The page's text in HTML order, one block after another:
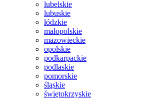
lubelskie
lubuskie
łódzkie
małopolskie
mazowieckie
opolskie
podkarpackie
podlaskie
pomorskie
śląskie
świętokrzyskie